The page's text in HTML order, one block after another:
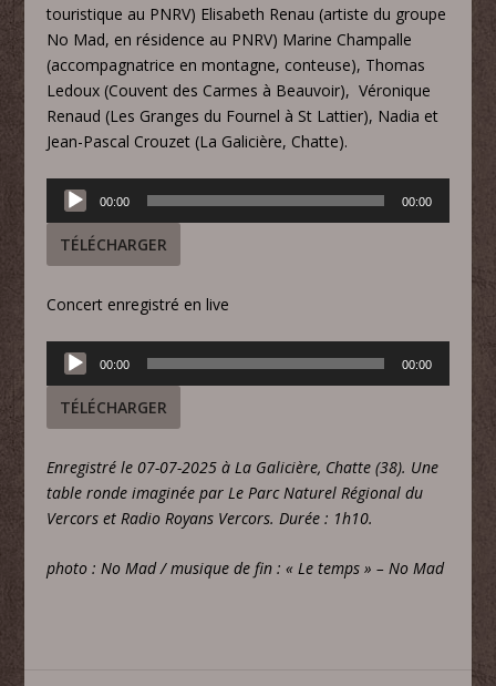
touristique au PNRV) Elisabeth Renau (artiste du groupe
No Mad, en résidence au PNRV) Marine Champalle
(accompagnatrice en montagne, conteuse), Thomas
Ledoux (Couvent des Carmes à Beauvoir), Véronique
Renaud (Les Granges du Fournel à St Lattier), Nadia et
Jean-Pascal Crouzet (La Galicière, Chatte).
Lecteur
audio
00:00 00:00
TÉLÉCHARGER
Concert enregistré en live
Lecteur
audio
00:00 00:00
TÉLÉCHARGER
Enregistré le 07-07-2025 à La Galicière, Chatte (38). Une
table ronde imaginée par Le Parc Naturel Régional du
Vercors et Radio Royans Vercors. Durée : 1h10.
photo : No Mad / musique de fin : « Le temps » – No Mad